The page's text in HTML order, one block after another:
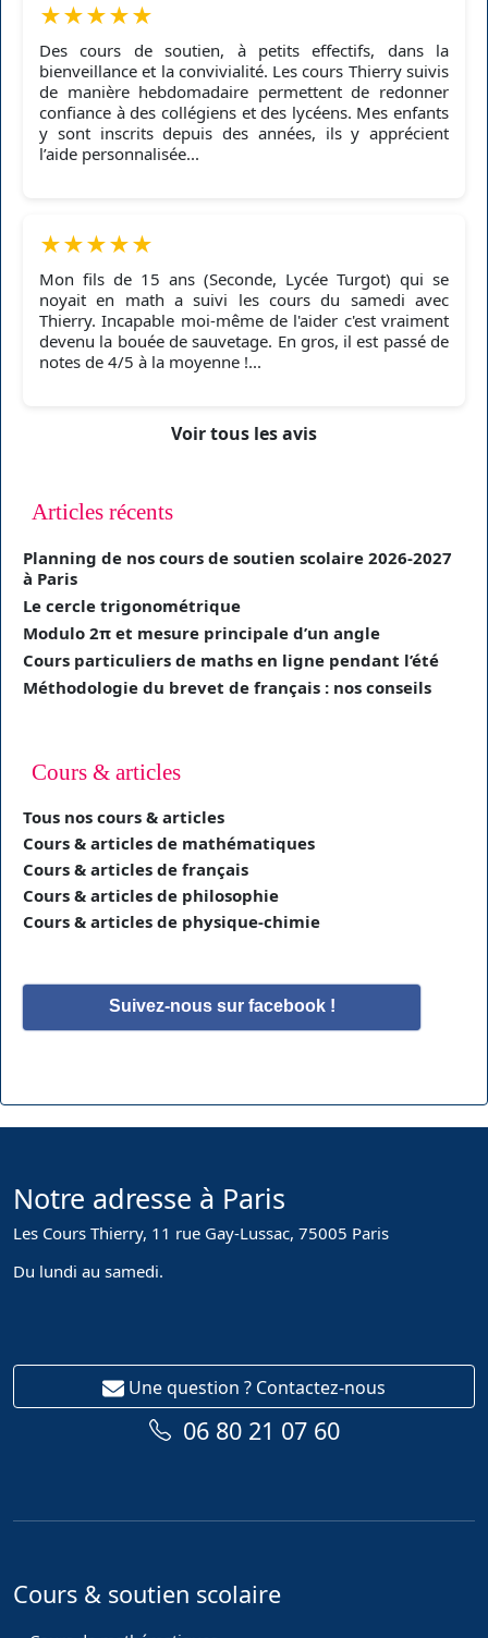
★★★★★
Des cours de soutien, à petits effectifs, dans la
bienveillance et la convivialité. Les cours Thierry suivis
de manière hebdomadaire permettent de redonner
confiance à des collégiens et des lycéens. Mes enfants
y sont inscrits depuis des années, ils y apprécient
l’aide personnalisée...
★★★★★
Mon fils de 15 ans (Seconde, Lycée Turgot) qui se
noyait en math a suivi les cours du samedi avec
Thierry. Incapable moi-même de l'aider c'est vraiment
devenu la bouée de sauvetage. En gros, il est passé de
notes de 4/5 à la moyenne !...
Voir tous les avis
Articles récents
Planning de nos cours de soutien scolaire 2026-2027
à Paris
Le cercle trigonométrique
Modulo 2π et mesure principale d’un angle
Cours particuliers de maths en ligne pendant l’été
Méthodologie du brevet de français : nos conseils
Cours & articles
Tous nos cours & articles
Cours & articles de mathématiques
Cours & articles de français
Cours & articles de philosophie
Cours & articles de physique-chimie
Suivez-nous sur facebook !
Notre adresse à Paris
Les Cours Thierry, 11 rue Gay-Lussac, 75005 Paris
Du lundi au samedi.
Une question ? Contactez-nous
06 80 21 07 60
Cours & soutien scolaire